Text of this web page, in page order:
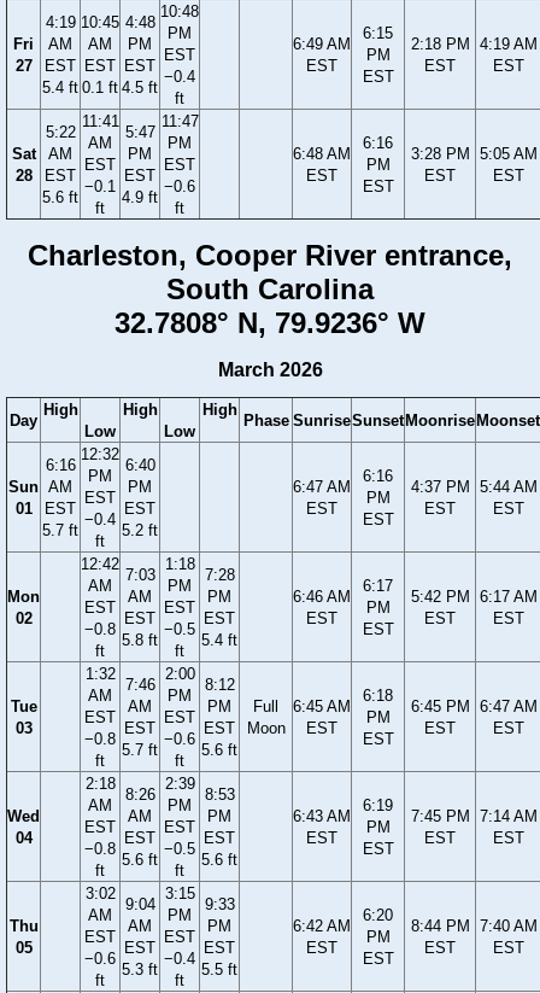
Fri
27
4:19
AM
EST
5.4 ft
10:45
AM
EST
0.1 ft
4:48
PM
EST
4.5 ft
10:48
PM
EST
−0.4
ft
6:49 AM
EST
6:15
PM
EST
2:18 PM
EST
4:19 AM
EST
Sat
28
5:22
AM
EST
5.6 ft
11:41
AM
EST
−0.1
ft
5:47
PM
EST
4.9 ft
11:47
PM
EST
−0.6
ft
6:48 AM
EST
6:16
PM
EST
3:28 PM
EST
5:05 AM
EST
Charleston, Cooper River entrance,
South Carolina
32.7808° N, 79.9236° W
March 2026
Day
High
Low
High
Low
High
Phase SunriseSunset Moonrise Moonset
Sun
01
6:16
AM
EST
5.7 ft
12:32
PM
EST
−0.4
ft
6:40
PM
EST
5.2 ft
6:47 AM
EST
6:16
PM
EST
4:37 PM
EST
5:44 AM
EST
Mon
02
12:42
AM
EST
−0.8
ft
7:03
AM
EST
5.8 ft
1:18
PM
EST
−0.5
ft
7:28
PM
EST
5.4 ft
6:46 AM
EST
6:17
PM
EST
5:42 PM
EST
6:17 AM
EST
Tue
03
1:32
AM
EST
−0.8
ft
7:46
AM
EST
5.7 ft
2:00
PM
EST
−0.6
ft
8:12
PM
EST
5.6 ft
Full
Moon
6:45 AM
EST
6:18
PM
EST
6:45 PM
EST
6:47 AM
EST
Wed
04
2:18
AM
EST
−0.8
ft
8:26
AM
EST
5.6 ft
2:39
PM
EST
−0.5
ft
8:53
PM
EST
5.6 ft
6:43 AM
EST
6:19
PM
EST
7:45 PM
EST
7:14 AM
EST
Thu
05
3:02
AM
EST
−0.6
ft
9:04
AM
EST
5.3 ft
3:15
PM
EST
−0.4
ft
9:33
PM
EST
5.5 ft
6:42 AM
EST
6:20
PM
EST
8:44 PM
EST
7:40 AM
EST